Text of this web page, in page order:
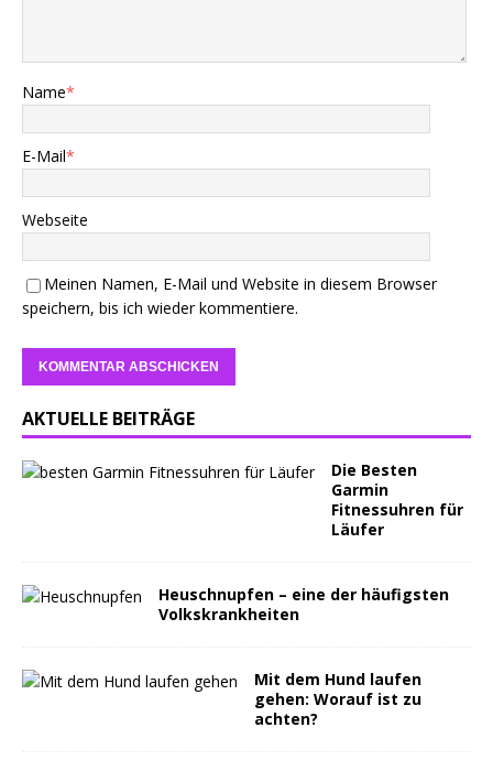
Name*
E-Mail*
Webseite
Meinen Namen, E-Mail und Website in diesem Browser
speichern, bis ich wieder kommentiere.
AKTUELLE BEITRÄGE
Die Besten
Garmin
Fitnessuhren für
Läufer
Heuschnupfen – eine der häufigsten
Volkskrankheiten
Mit dem Hund laufen
gehen: Worauf ist zu
achten?